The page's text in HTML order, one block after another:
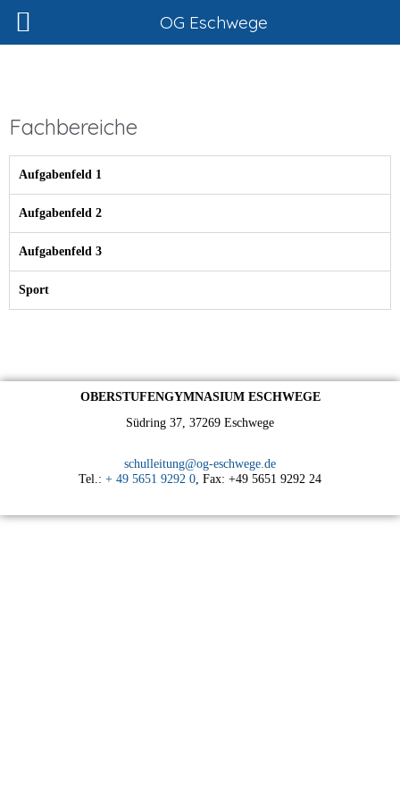
Inhalt
springen
Fachbereiche
Aufgabenfeld 1
Aufgabenfeld 2
Aufgabenfeld 3
Sport
OBERSTUFENGYMNASIUM ESCHWEGE
Südring 37, 37269 Eschwege
schulleitung@og-eschwege.de
Tel.: + 49 5651 9292 0 , Fax: +49 5651 9292 24
OG Eschwege